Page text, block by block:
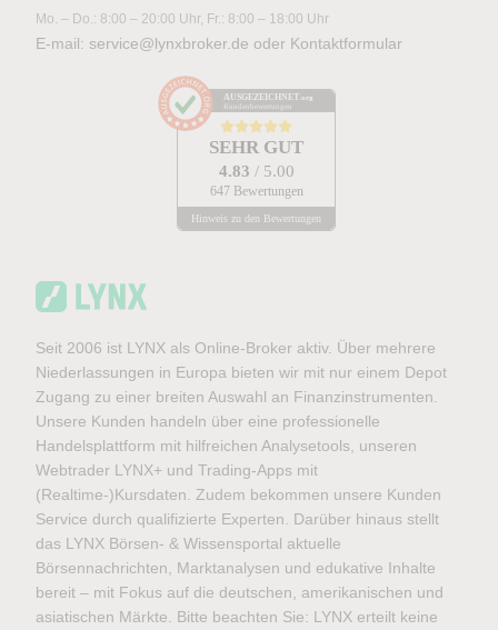
Datenschutzerklärung
erhalten. Mit der Eröffnung des Demokontos
stimme ich zu, dass LYNX mir regelmäßige
Werbe-E-Mails mit Angeboten, Neuigkeiten und
weiteren Marketingnachrichten zusenden darf. Ich
kann mich jederzeit über den Abmeldelink im
Newsletter oder per E-Mail an
hierfür andere als die Übermittlungskosten nach
den Basistarifen entstehen. Ich stimme ebenfalls
zu. Meine Einwilligung hierzu kann ich jederzeit
per E-Mail an
service@lynxbroker.de
widerrufen.
Weitere Informationen zum Datenschutz finden Sie
in derDatenschutzerklärung.
Gratis Demokonto anfordern
Mo. – Do.: 8:00 – 20:00 Uhr, Fr.: 8:00 – 18:00 Uhr
E-mail: service@lynxbroker.de oder Kontaktformular
AUSGEZEICHNET .org
Kundenbewertungen
SEHR GUT
4.83 / 5.00
647 Bewertungen
Hinweis zu den Bewertungen
Seit 2006 ist LYNX als Online-Broker aktiv. Über mehrere
Niederlassungen in Europa bieten wir mit nur einem Depot
Zugang zu einer breiten Auswahl an Finanzinstrumenten.
Unsere Kunden handeln über eine professionelle
Handelsplattform mit hilfreichen Analysetools, unseren
Webtrader LYNX+ und Trading-Apps mit
(Realtime-)Kursdaten. Zudem bekommen unsere Kunden
Service durch qualifizierte Experten. Darüber hinaus stellt
das LYNX Börsen- & Wissensportal aktuelle
Börsennachrichten, Marktanalysen und edukative Inhalte
bereit – mit Fokus auf die deutschen, amerikanischen und
asiatischen Märkte. Bitte beachten Sie: LYNX erteilt keine